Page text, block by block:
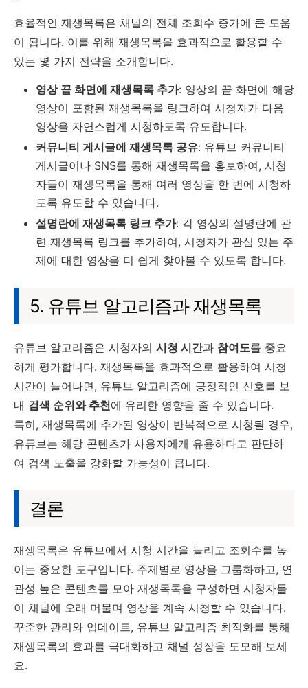
효율적인 재생목록은 채널의 전체 조회수 증가에 큰 도움
이 됩니다. 이를 위해 재생목록을 효과적으로 활용할 수
있는 몇 가지 전략을 소개합니다.
영상 끝 화면에 재생목록 추가: 영상의 끝 화면에 해당
영상이 포함된 재생목록을 링크하여 시청자가 다음
영상을 자연스럽게 시청하도록 유도합니다.
커뮤니티 게시글에 재생목록 공유: 유튜브 커뮤니티
게시글이나 SNS를 통해 재생목록을 홍보하여, 시청
자들이 재생목록을 통해 여러 영상을 한 번에 시청하
도록 유도할 수 있습니다.
설명란에 재생목록 링크 추가: 각 영상의 설명란에 관
련 재생목록 링크를 추가하여, 시청자가 관심 있는 주
제에 대한 영상을 더 쉽게 찾아볼 수 있도록 합니다.
5. 유튜브 알고리즘과 재생목록
유튜브 알고리즘은 시청자의 시청 시간과 참여도를 중요
하게 평가합니다. 재생목록을 효과적으로 활용하여 시청
시간이 늘어나면, 유튜브 알고리즘에 긍정적인 신호를 보
내 검색 순위와 추천에 유리한 영향을 줄 수 있습니다.
특히, 재생목록에 추가된 영상이 반복적으로 시청될 경우,
유튜브는 해당 콘텐츠가 사용자에게 유용하다고 판단하
여 검색 노출을 강화할 가능성이 큽니다.
결론
재생목록은 유튜브에서 시청 시간을 늘리고 조회수를 높
이는 중요한 도구입니다. 주제별로 영상을 그룹화하고, 연
관성 높은 콘텐츠를 모아 재생목록을 구성하면 시청자들
이 채널에 오래 머물며 영상을 계속 시청할 수 있습니다.
꾸준한 관리와 업데이트, 유튜브 알고리즘 최적화를 통해
재생목록의 효과를 극대화하고 채널 성장을 도모해 보세
요.